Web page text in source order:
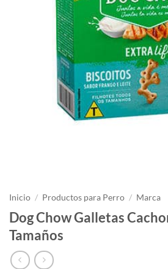
Inicio / Productos para Perro / Marca
Dog Chow Galletas
Tamaños